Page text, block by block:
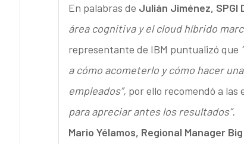
En palabras de Julián Jiménez,
área cognitiva y el cloud híbrido
representante de IBM puntualizó que
a cómo acometerlo y cómo hacer
empleados”, por ello recomendó a las
para apreciar antes los resultados”.
Mario Yélamos, Regional Manager